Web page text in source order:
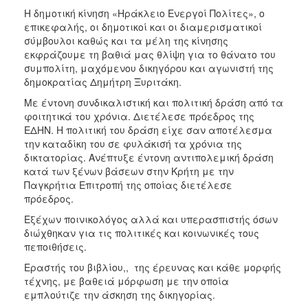
Η δημοτική κίνηση «Ηράκλειο Ενεργοί Πολίτες», ο
επικεφαλής, οι δημοτικοί και οι διαμερισματικοί
σύμβουλοι καθώς και τα μέλη της κίνησης
εκφράζουμε τη βαθιά μας θλίψη για το θάνατο του
συμπολίτη, μαχόμενου δικηγόρου και αγωνιστή της
δημοκρατίας Δημήτρη Ξυριτάκη.
Με έντονη συνδικαλιστική και πολιτική δράση από τα
φοιτητικά του χρόνια. Διετέλεσε πρόεδρος της
ΕΔΗΝ. Η πολιτική του δράση είχε σαν αποτέλεσμα
την καταδίκη του σε φυλάκισή τα χρόνια της
δικτατορίας. Ανέπτυξε έντονη αντιπολεμική δράση
κατά των ξένων βάσεων στην Κρήτη με την
Παγκρήτια Επιτροπή της οποίας διετέλεσε
πρόεδρος.
Εξέχων ποινικολόγος αλλά και υπερασπιστής όσων
διώχθηκαν για τις πολιτικές και κοινωνικές τους
πεποιθήσεις.
Εραστής του βιβλίου,, της έρευνας και κάθε μορφής
τέχνης, με βαθειά μόρφωση με την οποία
εμπλούτιζε την άσκηση της δικηγορίας.